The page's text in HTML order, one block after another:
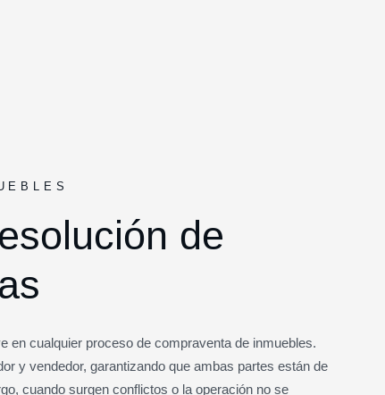
de
en cualquier proceso de compraventa de inmuebles.
y vendedor, garantizando que ambas partes están de
cuando surgen conflictos o la operación no se